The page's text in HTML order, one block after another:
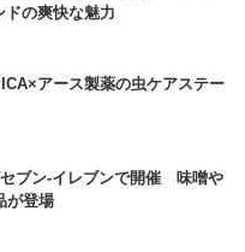
ドの爽快な魅力
アース製薬の虫ケアステー
ブン-イレブンで開催 味噌や
が登場